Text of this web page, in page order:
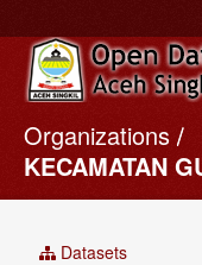
Datasets
Organizations
About
Organizations
KECAMATAN
Datasets